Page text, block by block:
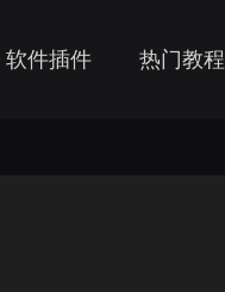
软件插件 热门教程